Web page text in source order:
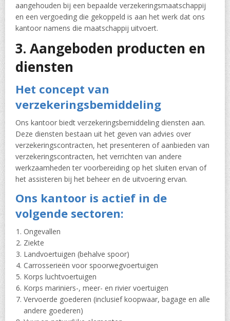
aangehouden bij een bepaalde verzekeringsmaatschappij
en een vergoeding die gekoppeld is aan het werk dat ons
kantoor namens die maatschappij uitvoert.
3. Aangeboden producten en
diensten
Het concept van
verzekeringsbemiddeling
Ons kantoor biedt verzekeringsbemiddeling diensten aan.
Deze diensten bestaan uit het geven van advies over
verzekeringscontracten, het presenteren of aanbieden van
verzekeringscontracten, het verrichten van andere
werkzaamheden ter voorbereiding op het sluiten ervan of
het assisteren bij het beheer en de uitvoering ervan.
Ons kantoor is actief in de
volgende sectoren:
Ongevallen
Ziekte
Landvoertuigen (behalve spoor)
Carrosserieën voor spoorwegvoertuigen
Korps luchtvoertuigen
Korps mariniers-, meer- en rivier voertuigen
Vervoerde goederen (inclusief koopwaar, bagage en alle
andere goederen)